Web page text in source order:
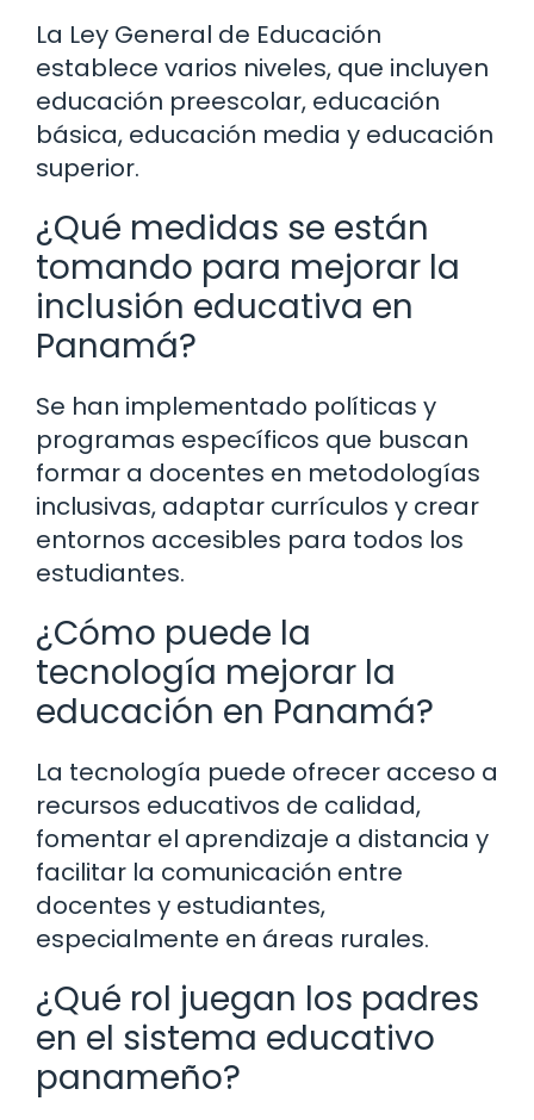
La Ley General de Educación
establece varios niveles, que incluyen
educación preescolar, educación
básica, educación media y educación
superior.
¿Qué medidas se están
tomando para mejorar la
inclusión educativa en
Panamá?
Se han implementado políticas y
programas específicos que buscan
formar a docentes en metodologías
inclusivas, adaptar currículos y crear
entornos accesibles para todos los
estudiantes.
¿Cómo puede la
tecnología mejorar la
educación en Panamá?
La tecnología puede ofrecer acceso a
recursos educativos de calidad,
fomentar el aprendizaje a distancia y
facilitar la comunicación entre
docentes y estudiantes,
especialmente en áreas rurales.
¿Qué rol juegan los padres
en el sistema educativo
panameño?